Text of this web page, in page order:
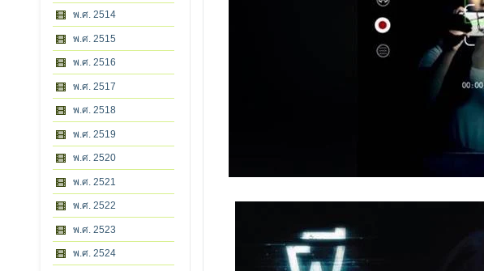
พ.ศ. 2514
พ.ศ. 2515
พ.ศ. 2516
พ.ศ. 2517
พ.ศ. 2518
พ.ศ. 2519
พ.ศ. 2520
พ.ศ. 2521
พ.ศ. 2522
พ.ศ. 2523
พ.ศ. 2524